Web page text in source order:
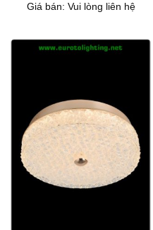
Giá bán: Vui lòng liên hệ